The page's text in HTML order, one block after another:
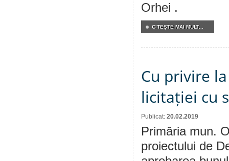
Orhei .
CITEŞTE MAI MULT...
Cu privire
licitației cu
Publicat: 20.02.2019
Primăria mun.
proiectului de